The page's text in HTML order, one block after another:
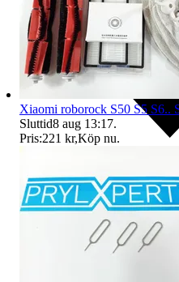
Ersättning om varan inte
Xiaomi roborock S50 S5 S6..
Sluttid8 aug 13:17.
Pris:221 kr,Köp nu.